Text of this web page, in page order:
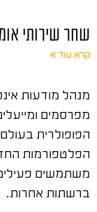
שחר שירותי
קרא עוד »
מנהל מודעות
מפרסמים
הפופולרית
הפלטפורמות
משתמשים
ברשתות אחרות.